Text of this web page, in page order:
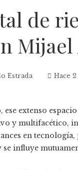
de
Mijael
Estrada Hace 2
ese extenso
y multifacético,
en
se influye